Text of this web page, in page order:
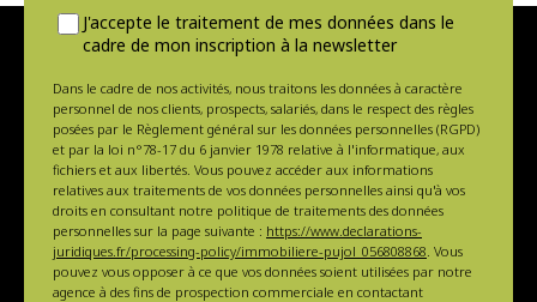
J'accepte le traitement de mes données dans le
cadre de mon inscription à la newsletter
Dans le cadre de nos activités, nous traitons les données à caractère
personnel de nos clients, prospects, salariés, dans le respect des règles
posées par le Règlement général sur les données personnelles (RGPD)
et par la loi n°78-17 du 6 janvier 1978 relative à l'informatique, aux
fichiers et aux libertés. Vous pouvez accéder aux informations
relatives aux traitements de vos données personnelles ainsi qu'à vos
droits en consultant notre politique de traitements des données
personnelles sur la page suivante : https://www.declarations-
juridiques.fr/processing-policy/immobiliere-pujol_056808868. Vous
pouvez vous opposer à ce que vos données soient utilisées par notre
agence à des fins de prospection commerciale en contactant